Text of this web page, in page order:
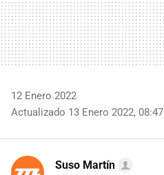
12 Enero 2022
Actualizado 13 Enero 2022, 08:47
Suso Martín